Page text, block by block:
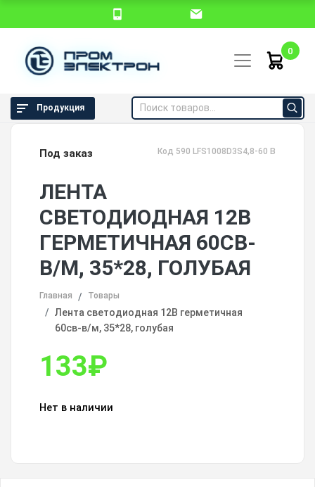
0
Продукция
Под заказ Код 590 LFS1008D3S4,8-60 BL
ЛЕНТА
СВЕТОДИОДНАЯ 12В
ГЕРМЕТИЧНАЯ 60СВ-
В/М, 35*28, ГОЛУБАЯ
Главная Товары
Лента светодиодная 12В герметичная
60св-в/м, 35*28, голубая
133₽
Нет в наличии